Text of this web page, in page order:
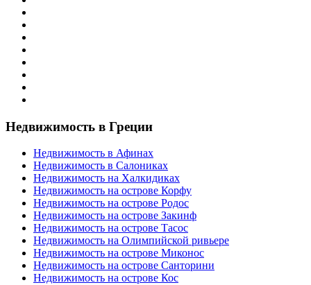
Недвижимость в Греции
Недвижимость в Афинах
Недвижимость в Салониках
Недвижимость на Халкидиках
Недвижимость на острове Корфу
Недвижимость на острове Родос
Недвижимость на острове Закинф
Недвижимость на острове Тасос
Недвижимость на Олимпийской ривьере
Недвижимость на острове Миконос
Недвижимость на острове Санторини
Недвижимость на острове Кос